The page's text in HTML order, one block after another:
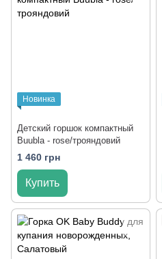
Новинка
Детский горшок компактный
Buubla - rose/трояндовий
1 460 грн
Купить